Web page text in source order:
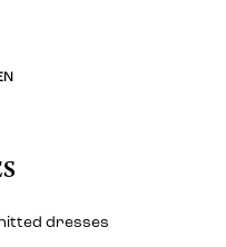
dresses